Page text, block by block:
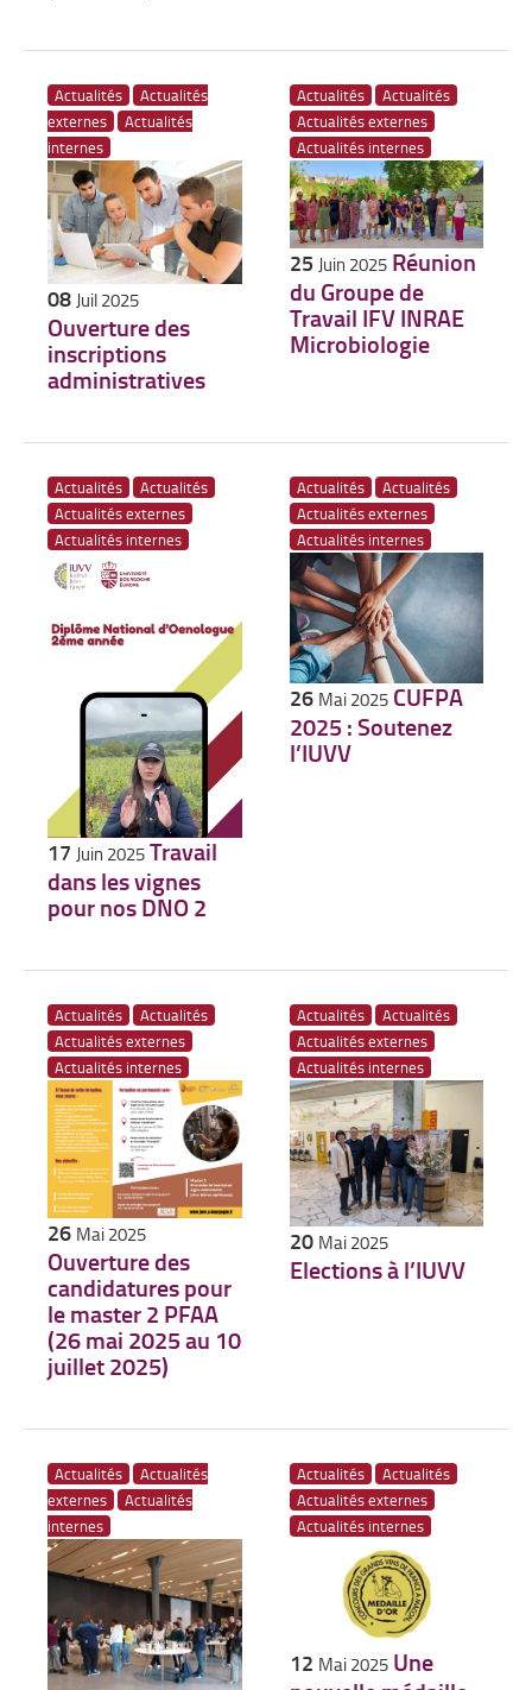
Actualités
Actualités
externes
Actualités
internes
08Juil 2025
Ouverture des
inscriptions
administratives
Actualités
Actualités
Actualités externes
Actualités internes
25 Juin 2025 Réunion
du Groupe de
Travail IFV INRAE
Microbiologie
Actualités
Actualités
Actualités externes
Actualités internes
17 Juin 2025Travail
dans les vignes
pour nos DNO 2
Actualités
Actualités
Actualités externes
Actualités internes
26 Mai 2025 CUFPA
2025 : Soutenez
l’IUVV
Actualités
Actualités
Actualités externes
Actualités internes
26 Mai 2025
Ouverture des
candidatures pour
le master 2 PFAA
(26 mai 2025 au 10
juillet 2025)
Actualités
Actualités
Actualités externes
Actualités internes
20 Mai 2025
Elections à l’IUVV
Actualités
Actualités
externes
Actualités
internes
Actualités
Actualités
Actualités externes
Actualités internes
12 Mai 2025 Une